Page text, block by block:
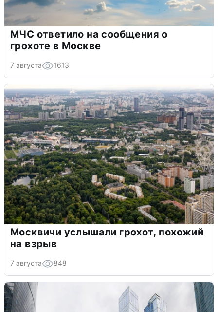
МЧС ответило на сообщения о
грохоте в Москве
7 августа 1613
Москвичи услышали грохот, похожий
на взрыв
7 августа 848